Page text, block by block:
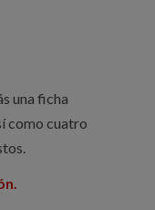
una ficha
como cuatro